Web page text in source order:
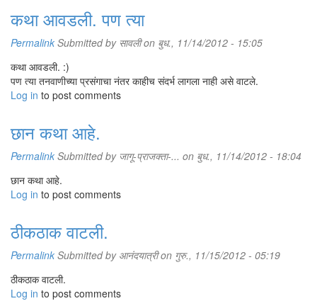
कथा आवडली. पण त्या
Permalink Submitted by सावलीon बुध., 11/14/2012 - 15:05
कथा आवडली. :)
पण त्या तनवाणीच्या प्रसंगाचा नंतर काहीच संदर्भ लागला नाही असे वाटले.
Log in to post comments
छान कथा आहे.
Permalink Submitted by जागू-प्राजक्ता-... on बुध., 11/14/2012 - 18:04
छान कथा आहे.
Log in to post comments
ठीकठाक वाटली.
Permalink Submitted by आनंदयात्रीon गुरु., 11/15/2012 - 05:19
ठीकठाक वाटली.
Log in to post comments